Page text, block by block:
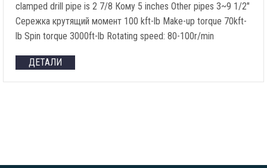
clamped drill pipe is 2 7/8 Кому 5 inches Other pipes 3~9 1/2″
Сережка крутящий момент 100 kft-lb Make-up torque 70kft-
lb Spin torque 3000ft-lb Rotating speed: 80-100r/min
ДЕТАЛИ